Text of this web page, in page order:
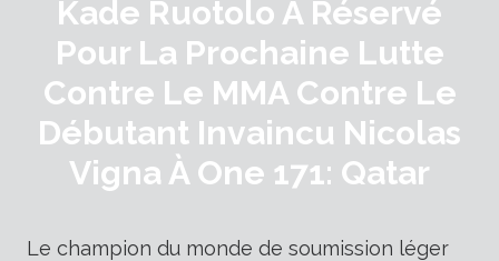
Kade Ruotolo A Réservé
Pour La Prochaine Lutte
Contre Le MMA Contre Le
Débutant Invaincu Nicolas
Vigna À One 171: Qatar
Le champion du monde de soumission léger